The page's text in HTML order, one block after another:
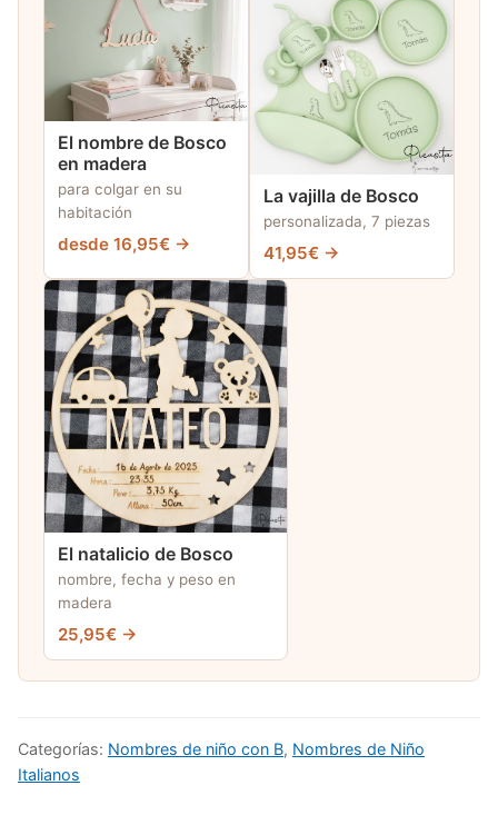
El nombre de Bosco
en madera
para colgar en su
habitación
desde 16,95€ →
La vajilla de Bosco
personalizada, 7 piezas
41,95€ →
El natalicio de Bosco
nombre, fecha y peso en
madera
25,95€ →
Categorías: Nombres de niño con B, Nombres de Niño
Italianos